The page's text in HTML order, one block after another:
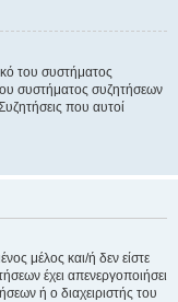
του συστήματος
συστήματος συζητήσεων
που αυτοί
μέλος και/ή δεν είστε
έχει απενεργοποιήσει
ή ο διαχειριστής του